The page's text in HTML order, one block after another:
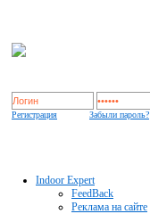
Регистрация Забыли пароль?
Indoor Expert
FeedBack
Реклама на сайте